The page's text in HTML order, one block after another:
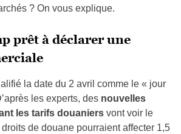
? On vous explique.
prêt à déclarer une
la date du 2 avril comme le « jour
les experts, des nouvelles
les tarifs douaniers vont voir le
de douane pourraient affecter 1,5